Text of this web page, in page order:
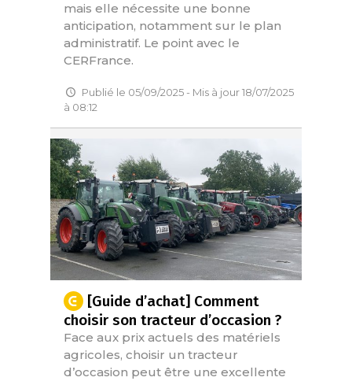
mais elle nécessite une bonne
anticipation, notamment sur le plan
administratif. Le point avec le
CERFrance.
Publié le 05/09/2025 - Mis à jour 18/07/2025
à 08:12
[Guide d’achat] Comment
choisir son tracteur d’occasion ?
Face aux prix actuels des matériels
agricoles, choisir un tracteur
d’occasion peut être une excellente